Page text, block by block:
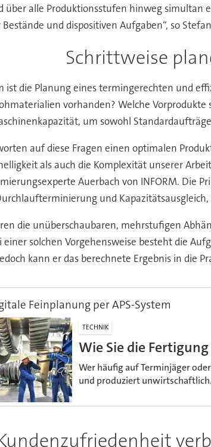
über alle Produktionsstufen hinweg
und dispositiven Aufgaben“, so
Schrittweise
ist die Planung eines termingerechten und
vorhanden? Welche
um sowohl
auf diese Fragen einen optimalen
als auch die Komplexität unserer
Auerbach von INFORM.
und
die unüberschaubaren, mehrstufigen
solchen Vorgehensweise besteht die
kann er das berechnete Ergebnis in die
Feinplanung per APS-System
TECHNIK
Wie Sie die
Wer häufig auf Terminjäger
und produziert unwirtschaftlich.